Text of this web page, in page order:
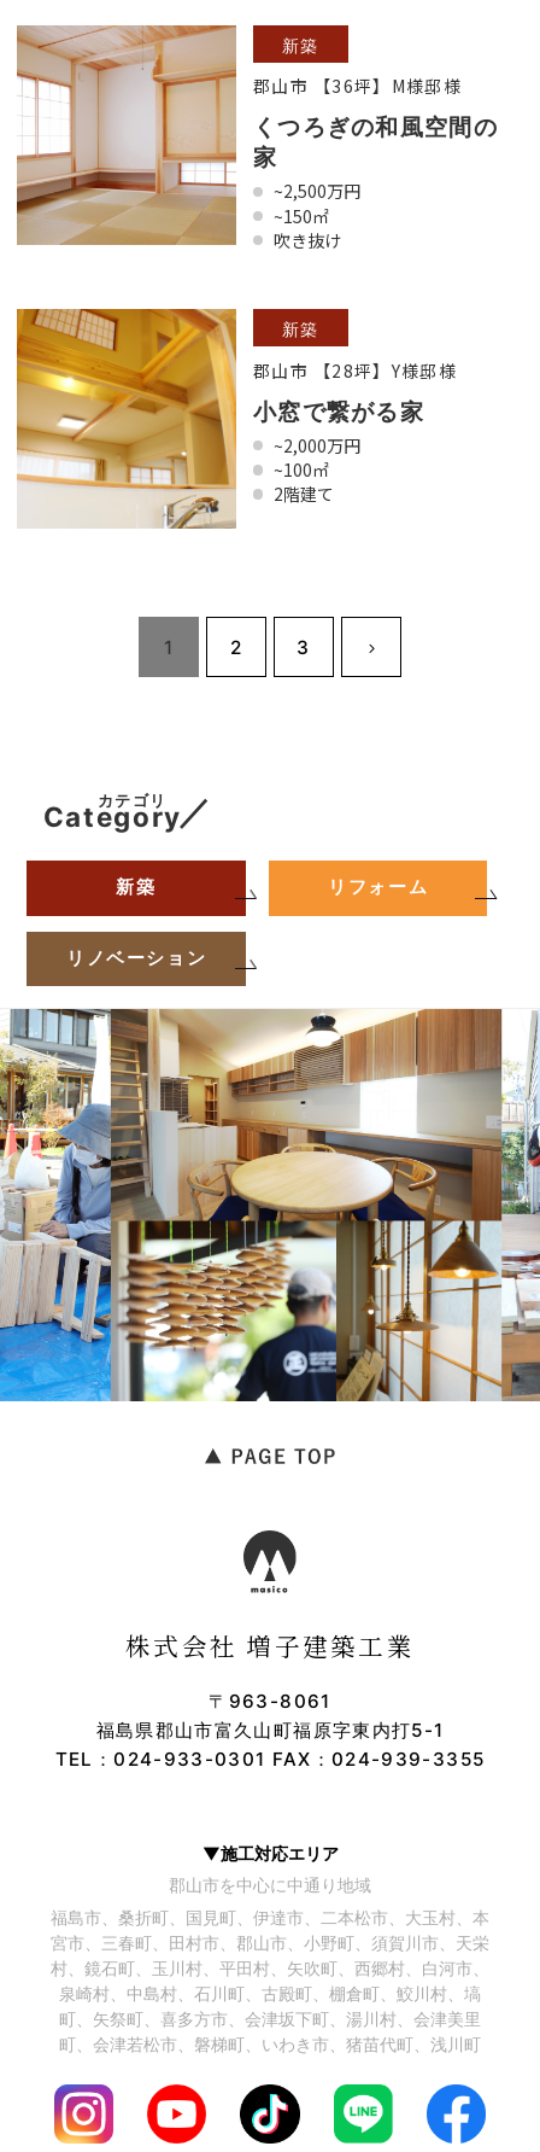
新築
郡山市 【36坪】M様邸様
くつろぎの和風空間の
家
~2,500万円
~150㎡
吹き抜け
新築
郡山市 【28坪】Y様邸様
小窓で繋がる家
~2,000万円
~100㎡
2階建て
1 2 3
カテゴリ
Category／
新築 リフォーム
リノベーション
株式会社 増子建築工業
〒963-8061
福島県郡山市富久山町福原字東内打5-1
TEL：024-933-0301 FAX：024-939-3355
▼施工対応エリア
郡山市を中心に中通り地域
福島市、桑折町、国見町、伊達市、二本松市、大玉村、本
宮市、三春町、田村市、郡山市、小野町、須賀川市、天栄
村、鏡石町、玉川村、平田村、矢吹町、西郷村、白河市、
泉崎村、中島村、石川町、古殿町、棚倉町、鮫川村、塙
町、矢祭町、喜多方市、会津坂下町、湯川村、会津美里
町、会津若松市、磐梯町、いわき市、猪苗代町、浅川町